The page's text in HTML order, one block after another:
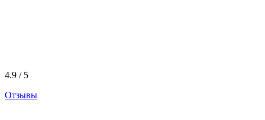
4.9 / 5
Отзывы